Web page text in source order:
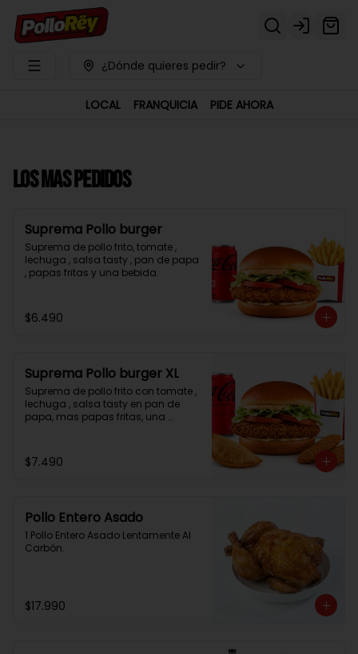
Login
¿Dónde quieres pedir?
LOCAL FRANQUICIA PIDE AHORA
LOS MAS PEDIDOS
Suprema Pollo burger
Suprema de pollo frito, tomate ,
lechuga , salsa tasty , pan de papa
, papas fritas y una bebida.
$6.490
Suprema Pollo burger XL
Suprema de pollo frito con tomate ,
lechuga , salsa tasty en pan de
papa, mas papas fritas, una
$7.490
Pollo Entero Asado
1 Pollo Entero Asado Lentamente Al
Carbón.
$17.990